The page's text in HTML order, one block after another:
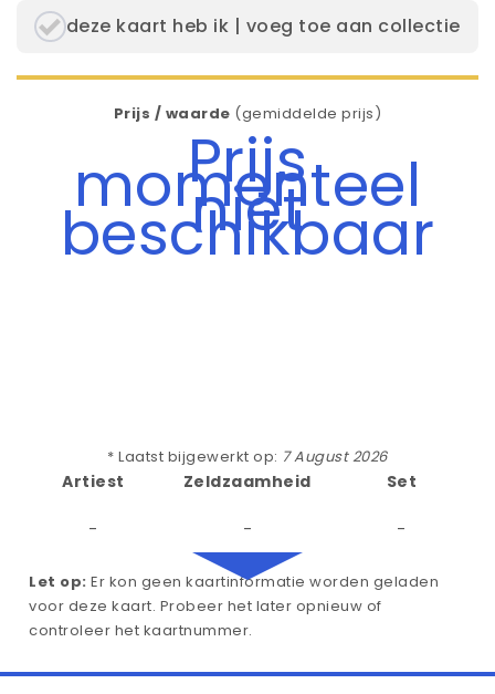
deze kaart heb ik | voeg toe aan collectie
Prijs / waarde (gemiddelde prijs)
Prijs
momenteel
niet
beschikbaar
* Laatst bijgewerkt op: 7 August 2026
Artiest
-
Zeldzaamheid
-
Set
-
Let op: Er kon geen kaartinformatie worden geladen
voor deze kaart. Probeer het later opnieuw of
controleer het kaartnummer.